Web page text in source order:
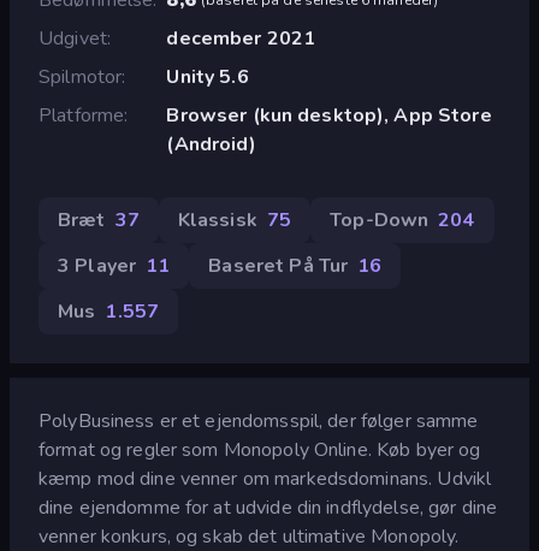
Udgivet
december 2021
Spilmotor
Unity 5.6
Platforme
Browser (kun desktop), App Store
(Android)
Bræt 37 Klassisk 75 Top-Down 204
3 Player 11 Baseret På Tur 16
Mus 1.557
PolyBusiness er et ejendomsspil, der følger samme
format og regler som Monopoly Online. Køb byer og
kæmp mod dine venner om markedsdominans. Udvikl
dine ejendomme for at udvide din indflydelse, gør dine
venner konkurs, og skab det ultimative Monopoly.